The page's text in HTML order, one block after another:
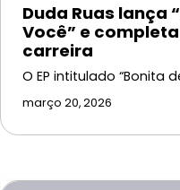
Duda Ruas lança
Você” e
carreira
O EP intitulado “Bonita
março 20, 2026